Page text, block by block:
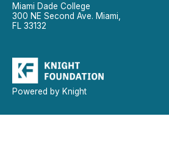
Miami Dade College
300 NE Second Ave. Miami,
FL 33132
Powered by Knight